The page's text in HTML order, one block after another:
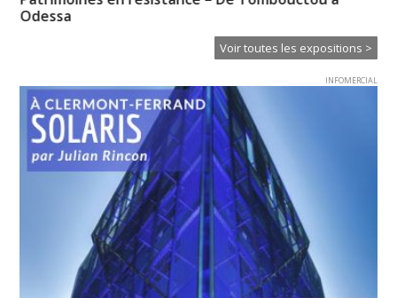
Odessa
Voir toutes les expositions >
INFOMERCIAL